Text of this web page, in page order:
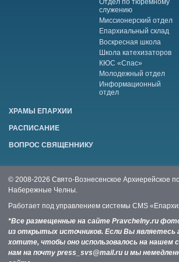
Отдел по тюремному
служению
Миссионерский отдел
Епархиальный склад
Воскресная школа
Школа катехизаторов
КЮС «Спас»
Молодежный отдел
Информационный
отдел
ХРАМЫ ЕПАРХИИ
РАСПИСАНИЕ
ВОПРОС СВЯЩЕННИКУ
© 2008-2026 Свято-Вознесенское Архиерейское
Набережные Челны.
Работает под управлением системы CMS
*Все размещенные на сайте Pravchelny.ru
из открытых источников. Если Вы
хотите, чтобы оно использовалось на нашем
нам на почту press_svs@mail.ru и мы